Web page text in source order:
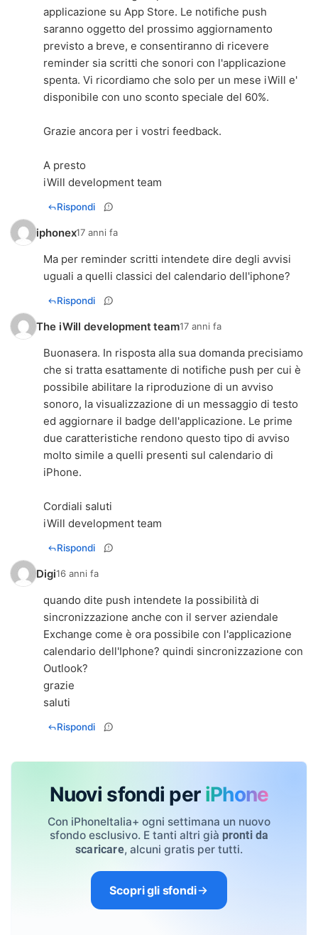
applicazione su App Store. Le notifiche push
saranno oggetto del prossimo aggiornamento
previsto a breve, e consentiranno di ricevere
reminder sia scritti che sonori con l'applicazione
spenta. Vi ricordiamo che solo per un mese iWill e'
disponibile con uno sconto speciale del 60%.
Grazie ancora per i vostri feedback.
A presto
iWill development team
Rispondi
iphonex17 anni fa
Ma per reminder scritti intendete dire degli avvisi
uguali a quelli classici del calendario dell'iphone?
Rispondi
The iWill development team17 anni fa
Buonasera. In risposta alla sua domanda precisiamo
che si tratta esattamente di notifiche push per cui è
possibile abilitare la riproduzione di un avviso
sonoro, la visualizzazione di un messaggio di testo
ed aggiornare il badge dell'applicazione. Le prime
due caratteristiche rendono questo tipo di avviso
molto simile a quelli presenti sul calendario di
iPhone.
Cordiali saluti
iWill development team
Rispondi
Digi16 anni fa
quando dite push intendete la possibilità di
sincronizzazione anche con il server aziendale
Exchange come è ora possibile con l'applicazione
calendario dell'Iphone? quindi sincronizzazione con
Outlook?
grazie
saluti
Rispondi
Nuovi sfondi per iPhone
Con iPhoneItalia+ ogni settimana un nuovo
sfondo esclusivo. E tanti altri già pronti da
scaricare, alcuni gratis per tutti.
Scopri gli sfondi